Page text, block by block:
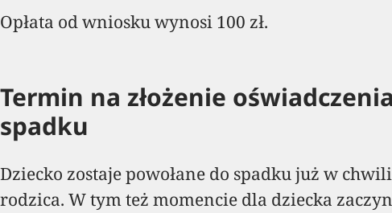
Opłata od wniosku wynosi 100 zł.
Termin na złożenie
spadku
Dziecko zostaje powołane do spadku już w
rodzica. W tym też momencie dla dziecka